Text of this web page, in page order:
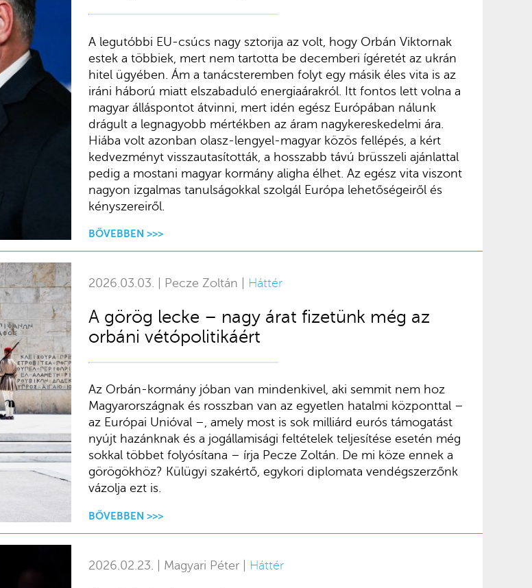
A legutóbbi EU-csúcs nagy sztorija az volt, hogy Orbán Viktornak
estek a többiek, mert nem tartotta be decemberi ígéretét az ukrán
hitel ügyében. Ám a tanácsteremben folyt egy másik éles vita is az
iráni háború miatt elszabaduló energiaárakról. Itt fontos lett volna a
magyar álláspontot átvinni, mert idén egész Európában nálunk
drágult a legnagyobb mértékben az áram nagykereskedelmi ára.
Hiába volt azonban olasz-lengyel-magyar közös fellépés, a kért
kedvezményt visszautasították, a hosszabb távú brüsszeli ajánlattal
pedig a mostani magyar kormány aligha élhet. Az egész vita viszont
nagyon izgalmas tanulságokkal szolgál Európa lehetőségeiről és
kényszereiről.
BŐVEBBEN >>>
2026.03.03. | Pecze Zoltán | Háttér
A görög lecke – nagy árat fizetünk még az
orbáni vétópolitikáért
Az Orbán-kormány jóban van mindenkivel, aki semmit nem hoz
Magyarországnak és rosszban van az egyetlen hatalmi központtal –
az Európai Unióval –, amely most is sok milliárd eurós támogatást
nyújt hazánknak és a jogállamisági feltételek teljesítése esetén még
sokkal többet folyósítana – írja Pecze Zoltán. De mi köze ennek a
görögökhöz? Külügyi szakértő, egykori diplomata vendégszerzőnk
vázolja ezt is.
BŐVEBBEN >>>
2026.02.23. | Magyari Péter | Háttér